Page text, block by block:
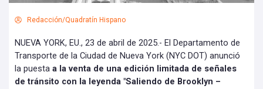
Redacción/Quadratín Hispano
NUEVA YORK, EU., 23 de abril de 2025.- El Departamento de
Transporte de la Ciudad de Nueva York (NYC DOT) anunció
la puesta a la venta de una edición limitada de señales
de tránsito con la leyenda "Saliendo de Brooklyn –